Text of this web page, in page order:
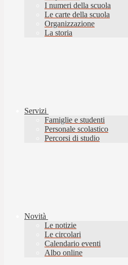
I numeri della scuola
Le carte della scuola
Organizzazione
La storia
Servizi
Famiglie e studenti
Personale scolastico
Percorsi di studio
Novità
Le notizie
Le circolari
Calendario eventi
Albo online